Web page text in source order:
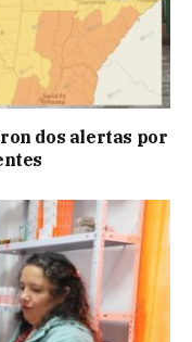
dos alertas por